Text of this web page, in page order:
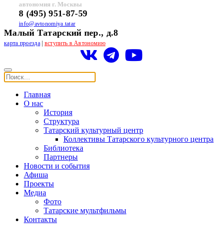
автономия г. Москвы
8 (495) 951-87-59
info@avtonomiya.tatar
Малый Татарский пер., д.8
карта проезда| вступить в Автономию
Главная
О нас
История
Структура
Татарский культурный центр
Коллективы Татарского культурного центра
Библиотека
Партнеры
Новости и события
Афиша
Проекты
Медиа
Фото
Татарские мультфильмы
Контакты